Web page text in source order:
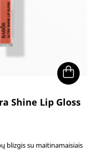
Shine Lip Gloss
blizgis su maitinamaisiais